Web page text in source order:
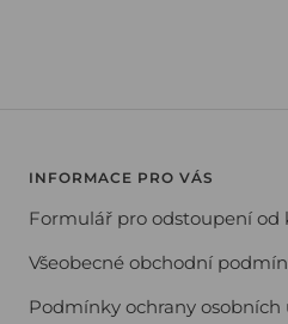
INFORMACE PRO VÁS
Formulář pro odstoupení od
Všeobecné obchodní
Podmínky ochrany osobních